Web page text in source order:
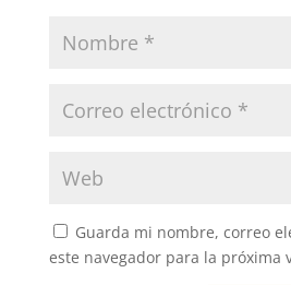
Guarda mi nombre, correo
este navegador para la próxima